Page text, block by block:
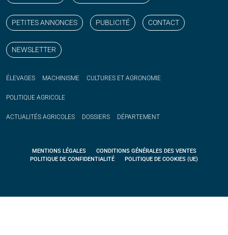
PETITES ANNONCES PUBLICITÉ CONTACT
NEWSLETTER
ÉLEVAGES MACHINISME CULTURES ET AGRONOMIE
POLITIQUE AGRICOLE
ACTUALITÉS AGRICOLES DOSSIERS DÉPARTEMENT
MENTIONS LÉGALES
CONDITIONS GÉNÉRALES DES VENTES
POLITIQUE DE CONFIDENTIALITÉ
POLITIQUE DE COOKIES (UE)